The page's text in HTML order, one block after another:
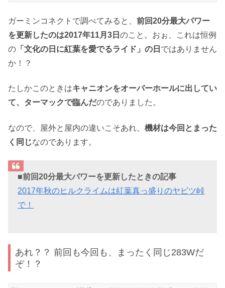
ガーミンコネクトで調べてみると、 前回20分最大パワー
を更新したのは2017年11月3日 のこと。おぉ、これは恒例
の 「文化の日に紅葉を愛でるライド」の日 ではありません
か！？
たしかこのときはキャニオンをオーバーホールに出してい
て、ターマックで臨んだのでありました。
なので、屋外と屋内の違いこそあれ、 機材は今回とまった
く同じなのであります。
■前回20分最大パワーを更新したときの記事
2017年秋のヒルクライムは紅葉真っ盛りのヤビツ峠
で！
あれ？？ 前回も今回も、まったく同じ283Wだ
ぞ！？